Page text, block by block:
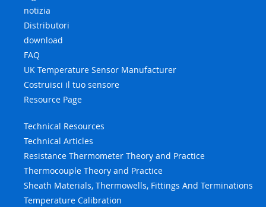
notizia
Distributori
download
FAQ
UK Temperature Sensor Manufacturer
Costruisci il tuo sensore
Resource Page
Technical Resources
Technical Articles
Resistance Thermometer Theory and Practice
Thermocouple Theory and Practice
Sheath Materials, Thermowells, Fittings And Terminations
Temperature Calibration